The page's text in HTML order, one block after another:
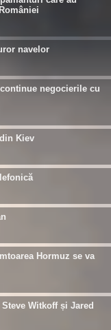
navelor
negocierile cu
Kiev
Hormuz se va
Witkoff și Jared